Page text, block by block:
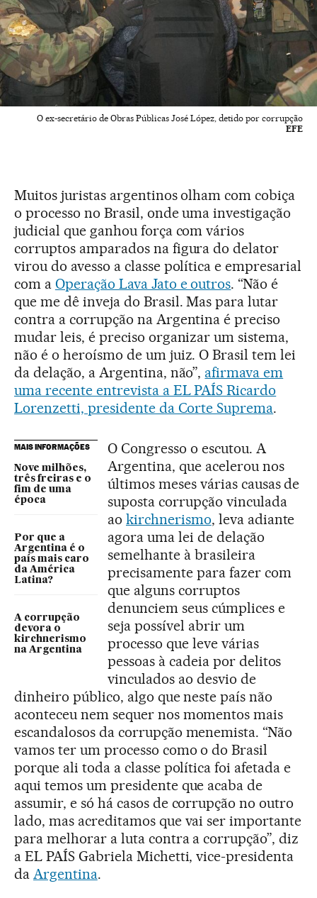
O ex-secretário de Obras Públicas José López, detido por corrupção
EFE
Muitos juristas argentinos olham com cobiça
o processo no Brasil, onde uma investigação
judicial que ganhou força com vários
corruptos amparados na figura do delator
virou do avesso a classe política e empresarial
com a Operação Lava Jato e outros. “Não é
que me dê inveja do Brasil. Mas para lutar
contra a corrupção na Argentina é preciso
mudar leis, é preciso organizar um sistema,
não é o heroísmo de um juiz. O Brasil tem lei
da delação, a Argentina, não”, afirmava em
uma recente entrevista a EL PAÍS Ricardo
Lorenzetti, presidente da Corte Suprema.
MAIS INFORMAÇÕES
Nove milhões,
três freiras e o
fim de uma
época
Por que a
Argentina é o
país mais caro
da América
Latina?
A corrupção
devora o
kirchnerismo
na Argentina
O Congresso o escutou. A
Argentina, que acelerou nos
últimos meses várias causas de
suposta corrupção vinculada
ao kirchnerismo, leva adiante
agora uma lei de delação
semelhante à brasileira
precisamente para fazer com
que alguns corruptos
denunciem seus cúmplices e
seja possível abrir um
processo que leve várias
pessoas à cadeia por delitos
vinculados ao desvio de
dinheiro público, algo que neste país não
aconteceu nem sequer nos momentos mais
escandalosos da corrupção menemista. “Não
vamos ter um processo como o do Brasil
porque ali toda a classe política foi afetada e
aqui temos um presidente que acaba de
assumir, e só há casos de corrupção no outro
lado, mas acreditamos que vai ser importante
para melhorar a luta contra a corrupção”, diz
a EL PAÍS Gabriela Michetti, vice-presidenta
da Argentina.